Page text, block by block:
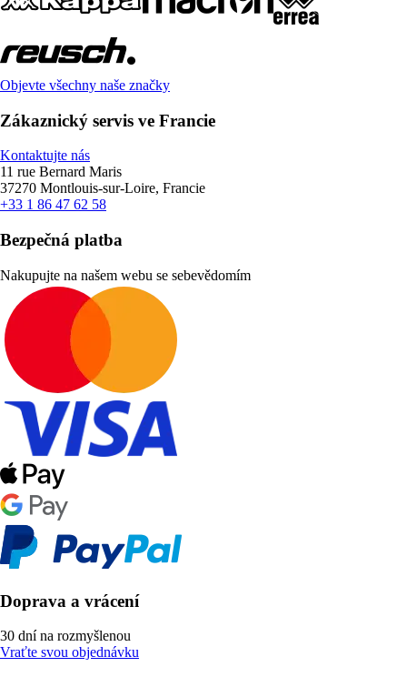
Objevte všechny naše značky
Zákaznický servis ve Francie
Kontaktujte nás
11 rue Bernard Maris
37270 Montlouis-sur-Loire, Francie
+33 1 86 47 62 58
Bezpečná platba
Nakupujte na našem webu se sebevědomím
Doprava a vrácení
30 dní na rozmyšlenou
Vraťte svou objednávku